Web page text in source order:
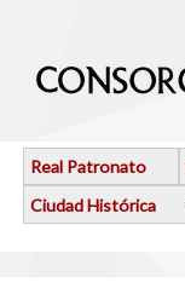
Real Patronato
Ciudad Histórica